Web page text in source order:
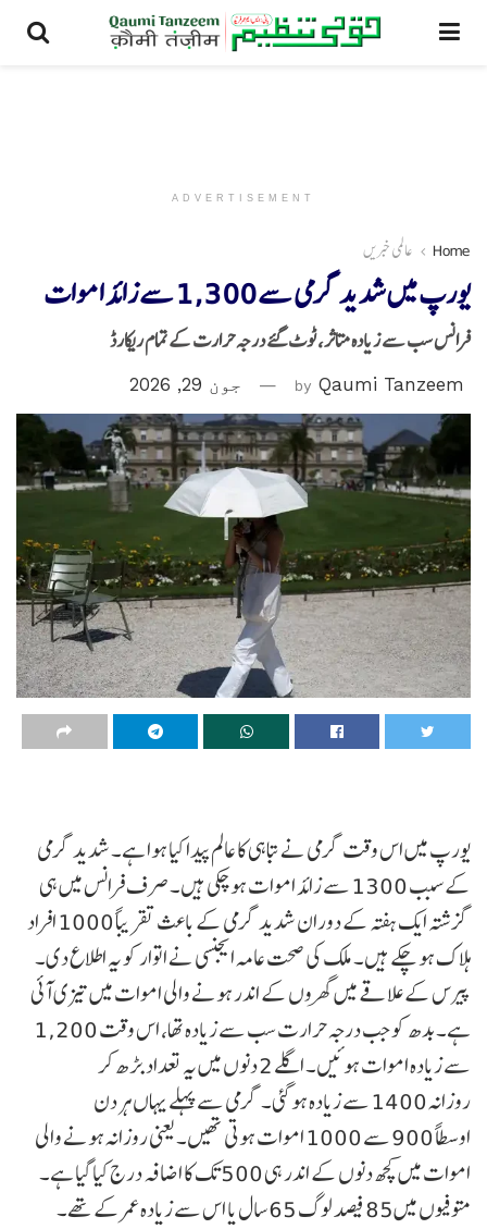
ADVERTISEMENT
Home عالمی خبریں
یورپ میں شدید گرمی سے 1,300 سے زائد اموات
فرانس سب سے زیادہ متاثر، ٹوٹ گئے درجہ حرارت کے تمام ریکارڈ
by Qaumi Tanzeem جون 29, 2026
یورپ میں اس وقت گرمی نے تباہی کا عالم پیدا کیا ہوا ہے۔ شدید گرمی
کے سبب 1300 سے زائد اموات ہو چکی ہیں۔ صرف فرانس میں ہی
گزشتہ ایک ہفتہ کے دوران شدید گرمی کے باعث تقریباً 1000 افراد
ہلاک ہو چکے ہیں۔ ملک کی صحت عامہ ایجنسی نے اتوار کو یہ اطلاع دی۔
پیرس کے علاقے میں گھروں کے اندر ہونے والی اموات میں تیزی آئی
ہے۔ بدھ کو جب درجہ حرارت سب سے زیادہ تھا، اس وقت 1,200
سے زیادہ اموات ہوئیں۔ اگلے 2 دنوں میں یہ تعداد بڑھ کر
روزانہ 1400 سے زیادہ ہو گئی۔ گرمی سے پہلے یہاں ہر دن
اوسطاً 900 سے 1000 اموات ہوتی تھیں۔ یعنی روزانہ ہونے والی
اموات میں کچھ دنوں کے اندر ہی 500 تک کا اضافہ درج کیا گیا ہے۔
متوفیوں میں85 فیصد لوگ 65 سال یا اس سے زیادہ عمر کے تھے۔